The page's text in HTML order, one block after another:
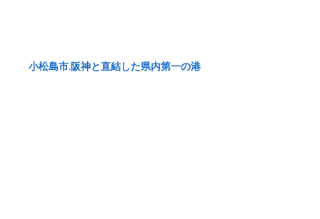
小松島市.阪神と直結した県内第一の港